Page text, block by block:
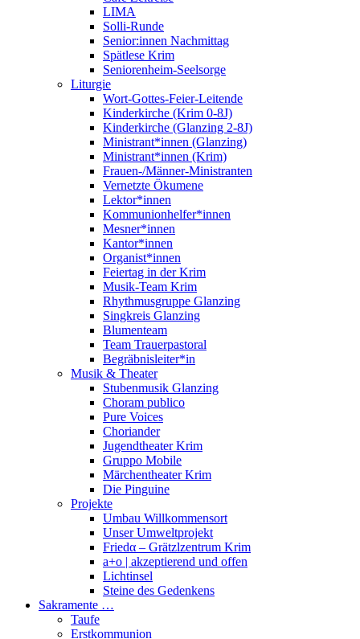
LIMA
Solli-Runde
Senior:innen Nachmittag
Spätlese Krim
Seniorenheim-Seelsorge
Liturgie
Wort-Gottes-Feier-Leitende
Kinderkirche (Krim 0-8J)
Kinderkirche (Glanzing 2-8J)
Ministrant*innen (Glanzing)
Ministrant*innen (Krim)
Frauen-/Männer-Ministranten
Vernetzte Ökumene
Lektor*innen
Kommunionhelfer*innen
Mesner*innen
Kantor*innen
Organist*innen
Feiertag in der Krim
Musik-Team Krim
Rhythmusgruppe Glanzing
Singkreis Glanzing
Blumenteam
Team Trauerpastoral
Begräbnisleiter*in
Musik & Theater
Stubenmusik Glanzing
Choram publico
Pure Voices
Choriander
Jugendtheater Krim
Gruppo Mobile
Märchentheater Krim
Die Pinguine
Projekte
Umbau Willkommensort
Unser Umweltprojekt
Friedα – Grätzlzentrum Krim
a+o | akzeptierend und offen
Lichtinsel
Steine des Gedenkens
Sakramente …
Taufe
Erstkommunion